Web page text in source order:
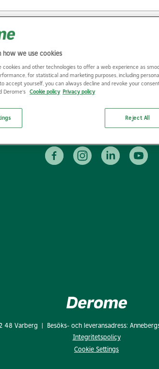
48 Varberg | Besöks- och leveransadress:
Integritetspolicy
Cookie Settings
we use cookies
cookies and other technologies to offer a web experience as
for statistical and marketing purposes, including
accept yourself, you can always decline and revoke your
Derome's Cookie policy Privacy policy
Reject All